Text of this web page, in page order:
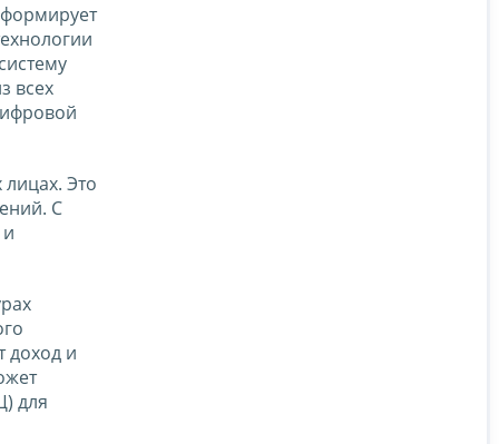
всех
Это
С
доход и
для